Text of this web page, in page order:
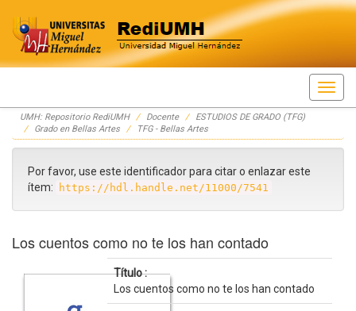
Skip
navigation
UMH: Repositorio RediUMH Docente
ESTUDIOS DE GRADO (TFG)
Grado en Bellas Artes
TFG - Bellas Artes
Por favor, use este identificador para citar o enlazar este
ítem:
https://hdl.handle.net/11000/7541
Los cuentos como no te los han contado
Título :
Los cuentos como no te los han contado